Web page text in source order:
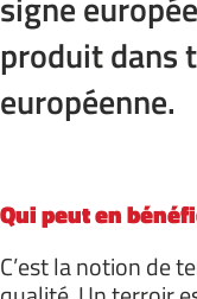
produit dans
européenne.
Qui peut en
C’est la notion de